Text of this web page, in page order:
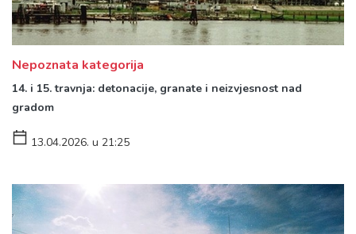
Nepoznata kategorija
14. i 15. travnja: detonacije, granate i neizvjesnost nad
gradom
13.04.2026. u 21:25